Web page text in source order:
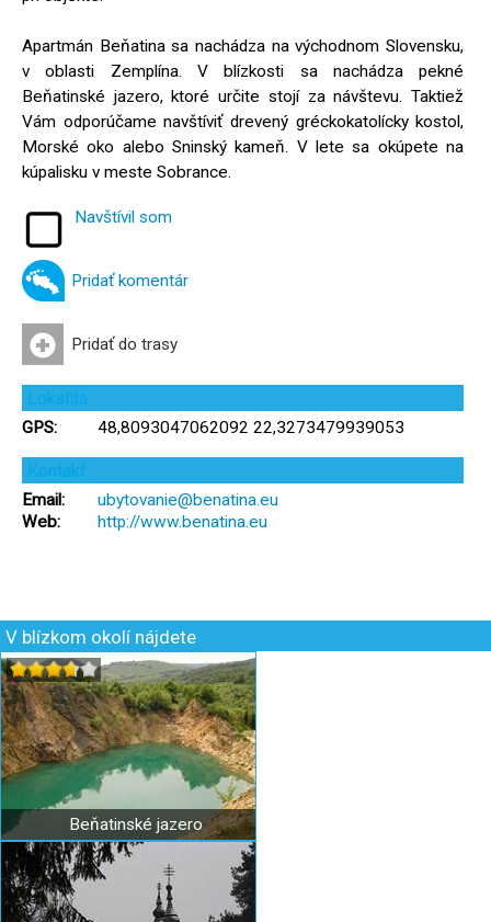
Apartmán Beňatina sa nachádza na východnom Slovensku,
v oblasti Zemplína. V blízkosti sa nachádza pekné
Beňatinské jazero, ktoré určite stojí za návštevu. Taktiež
Vám odporúčame navštíviť drevený gréckokatolícky kostol,
Morské oko alebo Sninský kameň. V lete sa okúpete na
kúpalisku v meste Sobrance.
Navštívil som
Pridať komentár
Pridať do trasy
Lokalita
GPS: 48,8093047062092 22,3273479939053
Kontakt
Email:
ubytovanie@benatina.eu
Web:
http://www.benatina.eu
V blízkom okolí nájdete
Beňatinské jazero